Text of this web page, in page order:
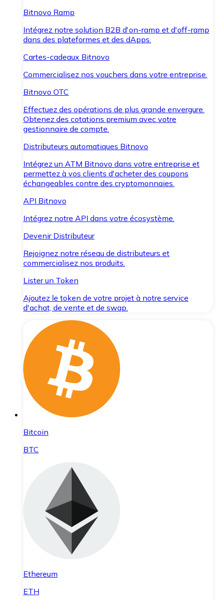
Bitnovo Ramp
Intégrez notre solution B2B d'on-ramp et d'off-ramp
dans des plateformes et des dApps.
Cartes-cadeaux Bitnovo
Commercialisez nos vouchers dans votre entreprise.
Bitnovo OTC
Effectuez des opérations de plus grande envergure.
Obtenez des cotations premium avec votre
gestionnaire de compte.
Distributeurs automatiques Bitnovo
Intégrez un ATM Bitnovo dans votre entreprise et
permettez à vos clients d'acheter des coupons
échangeables contre des cryptomonnaies.
API Bitnovo
Intégrez notre API dans votre écosystème.
Devenir Distributeur
Rejoignez notre réseau de distributeurs et
commercialisez nos produits.
Lister un Token
Ajoutez le token de votre projet à notre service
d'achat, de vente et de swap.
Bitcoin
BTC
Ethereum
ETH